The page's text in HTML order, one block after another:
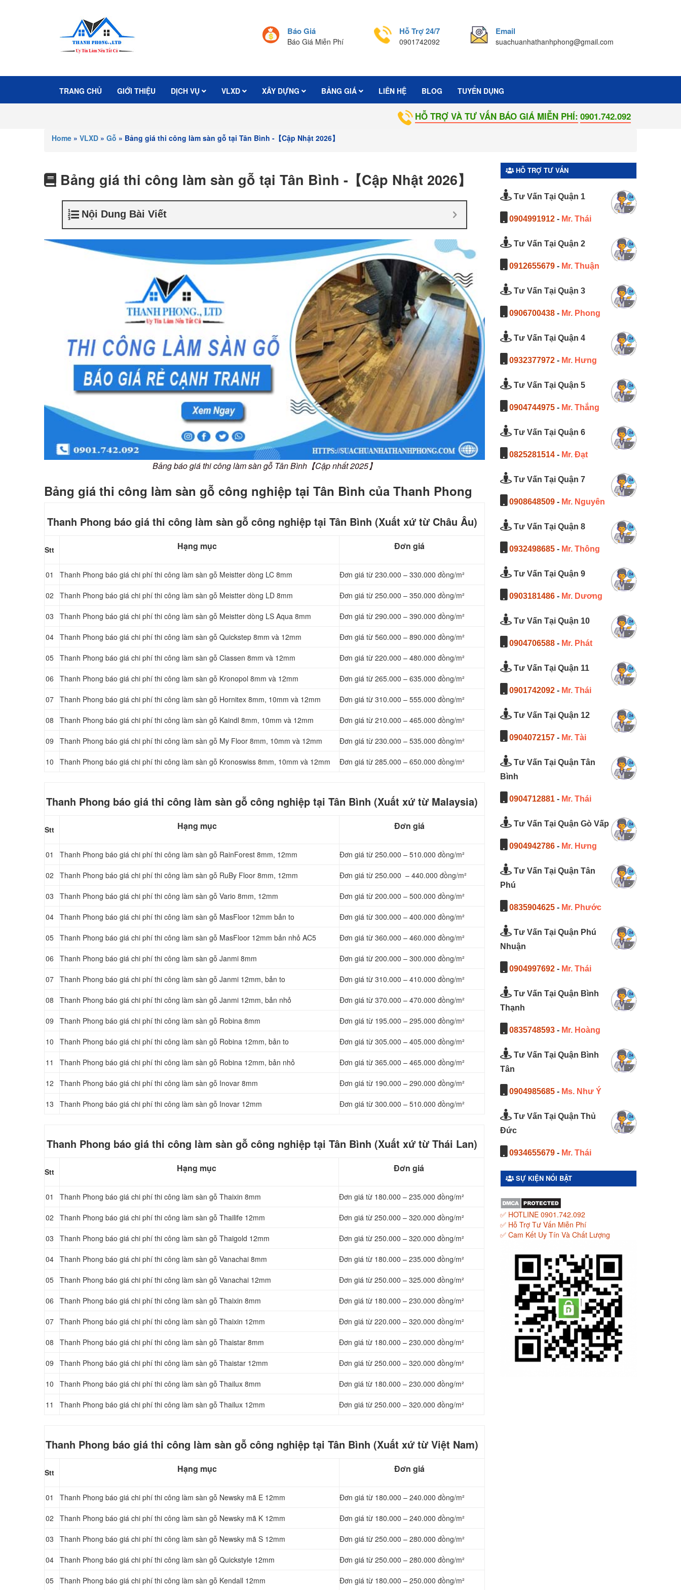
Báo Giá
Báo Giá Miễn Phí
Hỗ Trợ 24/7
0901742092
Email
suachuanhathanhphong@gmail.com
TRANG CHỦ GIỚI THIỆU DỊCH VỤ VLXD XÂY DỰNG BẢNG GIÁ LIÊN HỆ BLOG TUYỂN DỤNG
HỖ TRỢ VÀ TƯ VẤN BÁO GIÁ MIỄN PHÍ: 0901.742.092
Home » VLXD » Gỗ » Bảng giá thi công làm sàn gỗ tại Tân Bình -【Cập Nhật 2026】
Bảng giá thi công làm sàn gỗ tại Tân Bình -【Cập Nhật 2026】
Nội Dung Bài Viết
Bảng báo giá thi công làm sàn gỗ Tân Bình【Cập nhất 2025】
Bảng giá thi công làm sàn gỗ công nghiệp tại Tân Bình của Thanh Phong
Thanh Phong báo giá thi công làm sàn gỗcông nghiệp tại Tân Bình (Xuất xứ từ Châu Âu)
Stt Hạng mục Đơn giá
01 Thanh Phong báo giá chi phí thi công làm sàn gỗ Meistter dòng LC 8mm Đơn giá từ 230.000 – 330.000 đồng/m²
02 Thanh Phong báo giá chi phí thi công làm sàn gỗ Meistter dòng LD 8mm Đơn giá từ 250.000 – 350.000 đồng/m²
03 Thanh Phong báo giá chi phí thi công làm sàn gỗ Meistter dòng LS Aqua 8mm Đơn giá từ 290.000 – 390.000 đồng/m²
04 Thanh Phong báo giá chi phí thi công làm sàn gỗ Quickstep 8mm và 12mm Đơn giá từ 560.000 – 890.000 đồng/m²
05 Thanh Phong báo giá chi phí thi công làm sàn gỗ Classen 8mm và 12mm Đơn giá từ 220.000 – 480.000 đồng/m²
06 Thanh Phong báo giá chi phí thi công làm sàn gỗ Kronopol 8mm và 12mm Đơn giá từ 265.000 – 635.000 đồng/m²
07 Thanh Phong báo giá chi phí thi công làm sàn gỗ Hornitex 8mm, 10mm và 12mm Đơn giá từ 310.000 – 555.000 đồng/m²
08 Thanh Phong báo giá chi phí thi công làm sàn gỗ Kaindl 8mm, 10mm và 12mm Đơn giá từ 210.000 – 465.000 đồng/m²
09 Thanh Phong báo giá chi phí thi công làm sàn gỗ My Floor 8mm, 10mm và 12mm Đơn giá từ 230.000 – 535.000 đồng/m²
10 Thanh Phong báo giá chi phí thi công làm sàn gỗ Kronoswiss 8mm, 10mm và 12mm Đơn giá từ 285.000 – 650.000 đồng/m²
Thanh Phong báo giá thi công làm sàn gỗ công nghiệp tại Tân Bình (Xuất xứ từ Malaysia)
Stt Hạng mục Đơn giá
01 Thanh Phong báo giá chi phí thi công làm sàn gỗ RainForest 8mm, 12mm Đơn giá từ 250.000 – 510.000 đồng/m²
02 Thanh Phong báo giá chi phí thi công làm sàn gỗ RuBy Floor 8mm, 12mm Đơn giá từ 250.000 – 440.000 đồng/m²
03 Thanh Phong báo giá chi phí thi công làm sàn gỗ Vario 8mm, 12mm Đơn giá từ 200.000 – 500.000 đồng/m²
04 Thanh Phong báo giá chi phí thi công làm sàn gỗ MasFloor 12mm bản to Đơn giá từ 300.000 – 400.000 đồng/m²
05 Thanh Phong báo giá chi phí thi công làm sàn gỗ MasFloor 12mm bản nhỏ AC5 Đơn giá từ 360.000 – 460.000 đồng/m²
06 Thanh Phong báo giá chi phí thi công làm sàn gỗ Janmi 8mm Đơn giá từ 200.000 – 300.000 đồng/m²
07 Thanh Phong báo giá chi phí thi công làm sàn gỗ Janmi 12mm, bản to Đơn giá từ 310.000 – 410.000 đồng/m²
08 Thanh Phong báo giá chi phí thi công làm sàn gỗ Janmi 12mm, bản nhỏ Đơn giá từ 370.000 – 470.000 đồng/m²
09 Thanh Phong báo giá chi phí thi công làm sàn gỗ Robina 8mm Đơn giá từ 195.000 – 295.000 đồng/m²
10 Thanh Phong báo giá chi phí thi công làm sàn gỗ Robina 12mm, bản to Đơn giá từ 305.000 – 405.000 đồng/m²
11 Thanh Phong báo giá chi phí thi công làm sàn gỗ Robina 12mm, bản nhỏ Đơn giá từ 365.000 – 465.000 đồng/m²
12 Thanh Phong báo giá chi phí thi công làm sàn gỗ Inovar 8mm Đơn giá từ 190.000 – 290.000 đồng/m²
13 Thanh Phong báo giá chi phí thi công làm sàn gỗ Inovar 12mm Đơn giá từ 300.000 – 510.000 đồng/m²
Thanh Phong báo giá thi công làm sàn gỗ công nghiệp tại Tân Bình (Xuất xứ từ Thái Lan)
Stt Hạng mục Đơn giá
01 Thanh Phong báo giá chi phí thi công làm sàn gỗ Thaixin 8mm Đơn giá từ 180.000 – 235.000 đồng/m²
02 Thanh Phong báo giá chi phí thi công làm sàn gỗ Thailife 12mm Đơn giá từ 250.000 – 320.000 đồng/m²
03 Thanh Phong báo giá chi phí thi công làm sàn gỗ Thaigold 12mm Đơn giá từ 250.000 – 320.000 đồng/m²
04 Thanh Phong báo giá chi phí thi công làm sàn gỗ Vanachai 8mm Đơn giá từ 180.000 – 235.000 đồng/m²
05 Thanh Phong báo giá chi phí thi công làm sàn gỗ Vanachai 12mm Đơn giá từ 250.000 – 325.000 đồng/m²
06 Thanh Phong báo giá chi phí thi công làm sàn gỗ Thaixin 8mm Đơn giá từ 180.000 – 230.000 đồng/m²
07 Thanh Phong báo giá chi phí thi công làm sàn gỗ Thaixin 12mm Đơn giá từ 220.000 – 320.000 đồng/m²
08 Thanh Phong báo giá chi phí thi công làm sàn gỗ Thaistar 8mm Đơn giá từ 180.000 – 230.000 đồng/m²
09 Thanh Phong báo giá chi phí thi công làm sàn gỗ Thaistar 12mm Đơn giá từ 250.000 – 320.000 đồng/m²
10 Thanh Phong báo giá chi phí thi công làm sàn gỗ Thailux 8mm Đơn giá từ 180.000 – 230.000 đồng/m²
11 Thanh Phong báo giá chi phí thi công làm sàn gỗ Thailux 12mm Đơn giá từ 250.000 – 320.000 đồng/m²
Thanh Phong báo giá thi công làm sàn gỗ công nghiệp tại Tân Bình (Xuất xứ từ Việt Nam)
Stt Hạng mục Đơn giá
01 Thanh Phong báo giá chi phí thi công làm sàn gỗ Newsky mã E 12mm Đơn giá từ 180.000 – 240.000 đồng/m²
02 Thanh Phong báo giá chi phí thi công làm sàn gỗ Newsky mã K 12mm Đơn giá từ 180.000 – 240.000 đồng/m²
03 Thanh Phong báo giá chi phí thi công làm sàn gỗ Newsky mã S 12mm Đơn giá từ 250.000 – 280.000 đồng/m²
04 Thanh Phong báo giá chi phí thi công làm sàn gỗ Quickstyle 12mm Đơn giá từ 250.000 – 280.000 đồng/m²
05 Thanh Phong báo giá chi phí thi công làm sàn gỗ Kendall 12mm Đơn giá từ 180.000 – 250.000 đồng/m²
HỖ TRỢ TƯ VẤN
Tư Vấn Tại Quận 1
0904991912 - Mr. Thái
Tư Vấn Tại Quận 2
0912655679 - Mr. Thuận
Tư Vấn Tại Quận 3
0906700438 - Mr. Phong
Tư Vấn Tại Quận 4
0932377972 - Mr. Hưng
Tư Vấn Tại Quận 5
0904744975 - Mr. Thắng
Tư Vấn Tại Quận 6
0825281514 - Mr. Đạt
Tư Vấn Tại Quận 7
0908648509 - Mr. Nguyên
Tư Vấn Tại Quận 8
0932498685 - Mr. Thông
Tư Vấn Tại Quận 9
0903181486 - Mr. Dương
Tư Vấn Tại Quận 10
0904706588 - Mr. Phát
Tư Vấn Tại Quận 11
0901742092 - Mr. Thái
Tư Vấn Tại Quận 12
0904072157 - Mr. Tài
Tư Vấn Tại Quận Tân
Bình
0904712881 - Mr. Thái
Tư Vấn Tại Quận Gò Vấp
0904942786 - Mr. Hưng
Tư Vấn Tại Quận Tân
Phú
0835904625 - Mr. Phước
Tư Vấn Tại Quận Phú
Nhuận
0904997692 - Mr. Thái
Tư Vấn Tại Quận Bình
Thạnh
0835748593 - Mr. Hoàng
Tư Vấn Tại Quận Bình
Tân
0904985685 - Ms. Như Ý
Tư Vấn Tại Quận Thủ
Đức
0934655679 - Mr. Thái
SỰ KIỆN NỔI BẬT
✅ HOTLINE 0901.742.092
✅ Hỗ Trợ Tư Vấn Miễn Phí
✅ Cam Kết Uy Tín Và Chất Lượng